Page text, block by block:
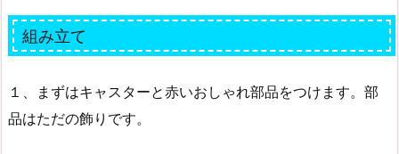
組み立て
１、まずはキャスターと赤いおしゃれ部品をつけます。部
品はただの飾りです。